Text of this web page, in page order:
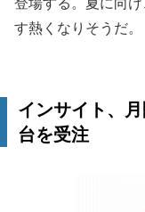
す熱くなりそうだ。
インサイト、
台を受注